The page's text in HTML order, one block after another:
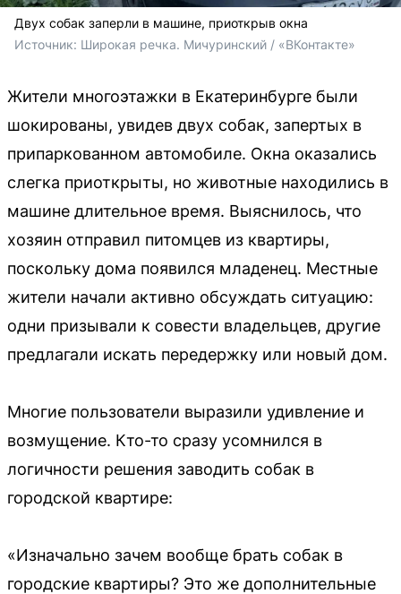
Двух собак заперли в машине, приоткрыв окна
Источник: Широкая речка. Мичуринский / «ВКонтакте»
Жители многоэтажки в Екатеринбурге были
шокированы, увидев двух собак, запертых в
припаркованном автомобиле. Окна оказались
слегка приоткрыты, но животные находились в
машине длительное время. Выяснилось, что
хозяин отправил питомцев из квартиры,
поскольку дома появился младенец. Местные
жители начали активно обсуждать ситуацию:
одни призывали к совести владельцев, другие
предлагали искать передержку или новый дом.
Многие пользователи выразили удивление и
возмущение. Кто-то сразу усомнился в
логичности решения заводить собак в
городской квартире:
«Изначально зачем вообще брать собак в
городские квартиры? Это же дополнительные